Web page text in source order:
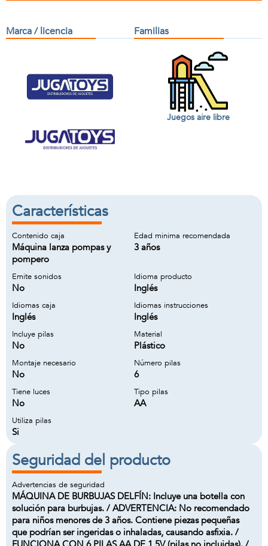
Marca / licencia Familias
Juegos aire libre
Características
Contenido caja
Máquina lanza pompas y
pompero
Edad minima recomendada
3 años
Emite sonidos
No
Idioma producto
Inglés
Idiomas caja
Inglés
Idiomas instrucciones
Inglés
Incluye pilas
No
Material
Plástico
Montaje necesario
No
Número pilas
6
Tiene luces
No
Tipo pilas
AA
Utiliza pilas
Si
Seguridad del producto
Advertencias de seguridad
MÁQUINA DE BURBUJAS DELFÍN: Incluye una botella con
solución para burbujas. / ADVERTENCIA: No recomendado
para niños menores de 3 años. Contiene piezas pequeñas
que podrían ser ingeridas o inhaladas, causando asfixia. /